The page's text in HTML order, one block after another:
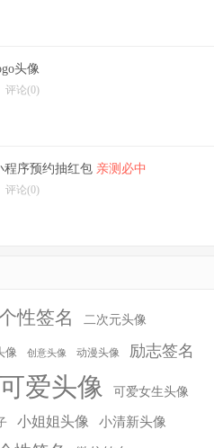
头像
评论(0)
程序预约抽红包 亲测必中
评论(0)
性签名 二次元头像
像 创意头像 动漫头像 励志签名
可爱头像 可爱女生头像
小姐姐头像 小清新头像